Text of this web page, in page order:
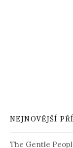
NEJNOVĚJŠÍ
The Gentle